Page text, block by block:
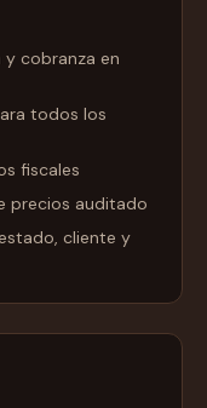
y cobranza en
todos los
fiscales
precios auditado
cliente y